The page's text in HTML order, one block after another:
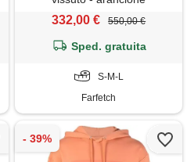
332,00 € 550,00 €
Sped. gratuita
S-M-L
Farfetch